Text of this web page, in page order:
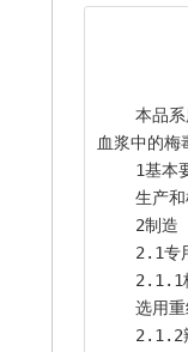
血浆中的梅
1基
生
    2制造
2.1
选